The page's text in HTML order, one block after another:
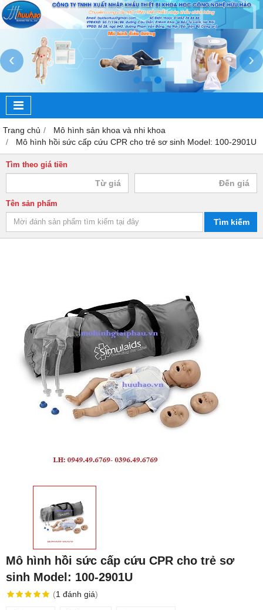
‹ ›
Trang chủ
Mô hình sản khoa và nhi khoa
Mô hình hồi sức cấp cứu CPR cho trẻ sơ sinh Model: 100-2901U
Tìm theo giá tiền
Tên sản phẩm
Tìm kiếm
Mô hình hồi sức cấp cứu CPR cho trẻ sơ
sinh Model: 100-2901U
(1 đánh giá)